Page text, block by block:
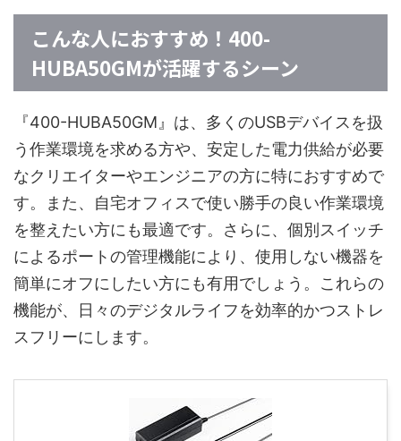
こんな人におすすめ！400-
HUBA50GMが活躍するシーン
『400-HUBA50GM』は、多くのUSBデバイスを扱
う作業環境を求める方や、安定した電力供給が必要
なクリエイターやエンジニアの方に特におすすめで
す。また、自宅オフィスで使い勝手の良い作業環境
を整えたい方にも最適です。さらに、個別スイッチ
によるポートの管理機能により、使用しない機器を
簡単にオフにしたい方にも有用でしょう。これらの
機能が、日々のデジタルライフを効率的かつストレ
スフリーにします。